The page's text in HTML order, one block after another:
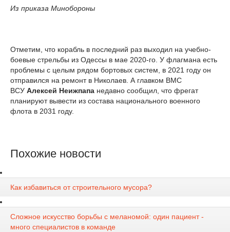
Из приказа Минобороны
Отметим, что корабль в последний раз выходил на учебно-
боевые стрельбы из Одессы в мае 2020-го. У флагмана есть
проблемы с целым рядом бортовых систем, в 2021 году он
отправился на ремонт в Николаев. А главком ВМС
ВСУ Алексей Неижпапа недавно сообщил, что фрегат
планируют вывести из состава национального военного
флота в 2031 году.
Похожие новости
Как избавиться от строительного мусора?
Сложное искусство борьбы с меланомой: один пациент -
много специалистов в команде